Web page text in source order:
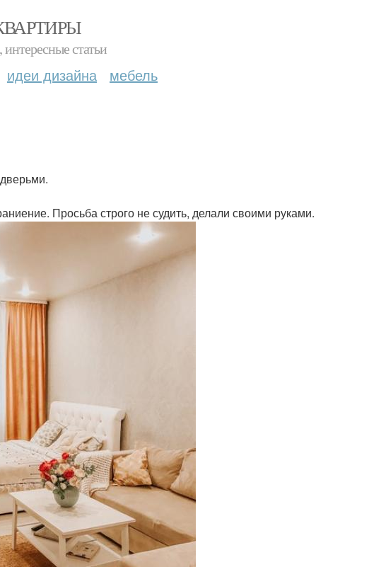
статьи
идеи дизайна мебель
Просьба строго не судить, делали своими руками.